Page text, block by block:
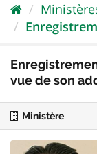
vue de son
Ministère